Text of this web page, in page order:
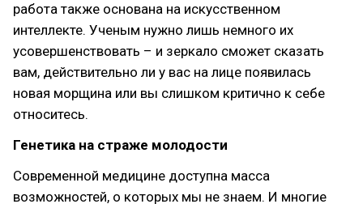
работа также основана на искусственном
интеллекте. Ученым нужно лишь немного их
усовершенствовать – и зеркало сможет сказать
вам, действительно ли у вас на лице появилась
новая морщина или вы слишком критично к себе
относитесь.
Генетика на страже молодости
Современной медицине доступна масса
возможностей, о которых мы не знаем. И многие